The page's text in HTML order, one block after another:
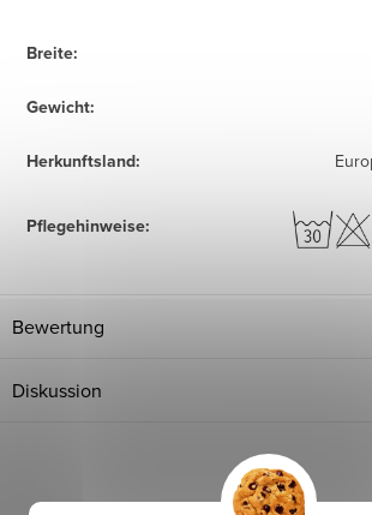
Breite:
Gewicht:
Herkunftsland:
Pflegehinweise:
Bewertung
Diskussion